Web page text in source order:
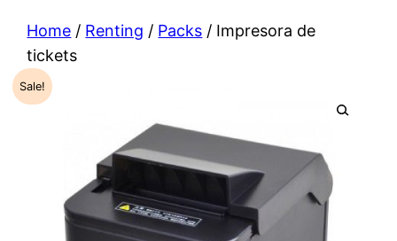
Home / Renting / Packs / Impresora de
tickets
Sale!